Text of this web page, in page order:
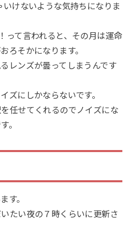
けないような気持ちになりま
って言われると、その月は運命
ろそかになります。
レンズが曇ってしまうんです
ズにしかならないです。
任せてくれるのでノイズにな
。
す。
たい夜の７時くらいに更新さ